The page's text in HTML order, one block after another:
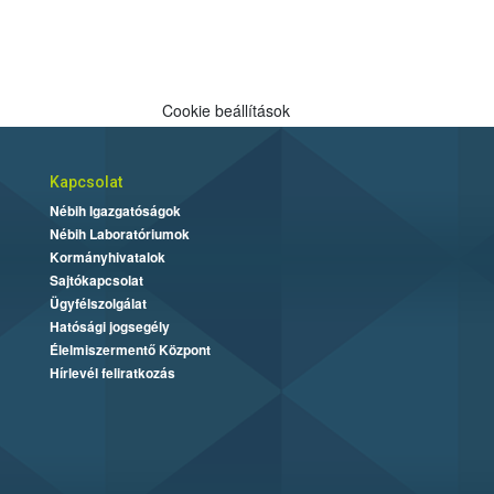
Cookie beállítások
Kapcsolat
Nébih Igazgatóságok
Nébih Laboratóriumok
Kormányhivatalok
Sajtókapcsolat
Ügyfélszolgálat
Hatósági jogsegély
Élelmiszermentő Központ
Hírlevél feliratkozás